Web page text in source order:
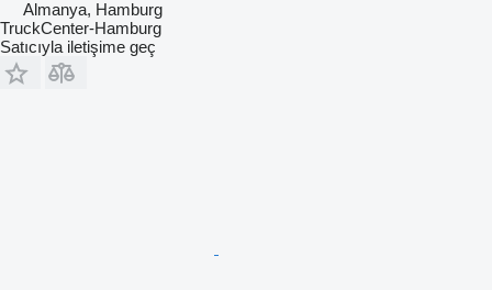
Almanya, Hamburg
TruckCenter-Hamburg
Satıcıyla iletişime geç